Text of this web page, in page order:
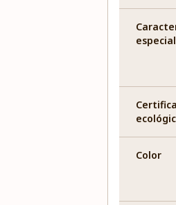
Color